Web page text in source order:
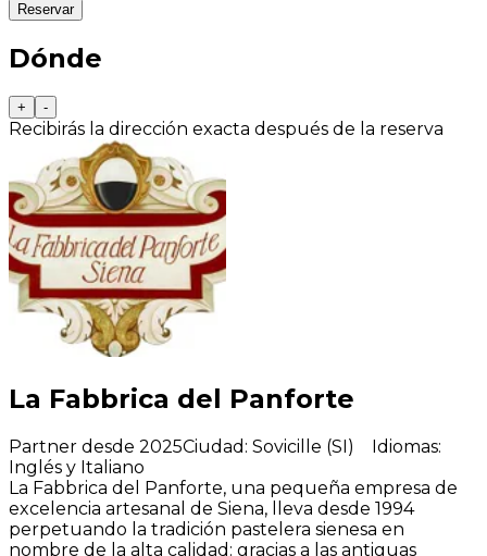
Reservar
Dónde
+ -
Recibirás la dirección exacta después de la reserva
La Fabbrica del Panforte
Partner desde 2025Ciudad : Sovicille (SI) Idiomas:
Inglés y Italiano
La Fabbrica del Panforte, una pequeña empresa de
excelencia artesanal de Siena, lleva desde 1994
perpetuando la tradición pastelera sienesa en
nombre de la alta calidad: gracias a las antiguas